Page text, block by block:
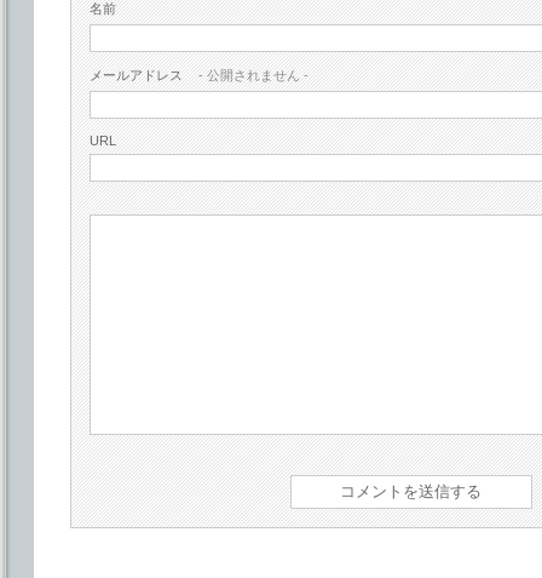
名前
メールアドレス - 公開されません -
URL